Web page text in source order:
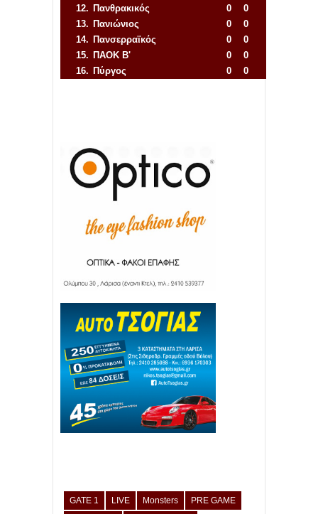
12. Πανθρακικός 0
0
13. Πανιώνιος 0
0
14. Πανσερραϊκός 0
0
15. ΠΑΟΚ Β' 0
0
16. Πύργος 0
0
GATE 1 LIVE Monsters
PRE GAME